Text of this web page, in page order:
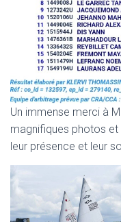
Un immense merci à
magnifiques photos
leur présence et leur